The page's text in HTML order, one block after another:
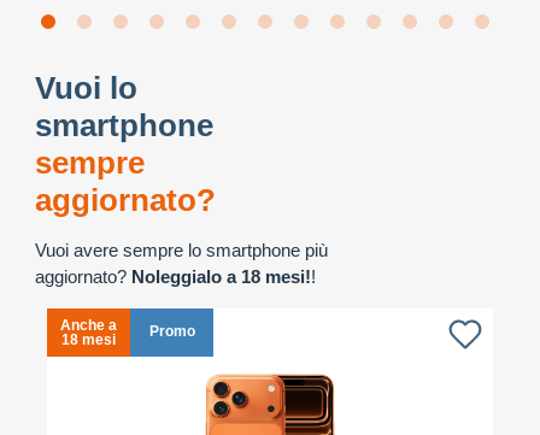
Vuoi lo
smartphone
sempre
aggiornato?
Vuoi avere sempre lo smartphone più
aggiornato? Noleggialo a 18 mesi!!
Anche a
18 mesi
Promo